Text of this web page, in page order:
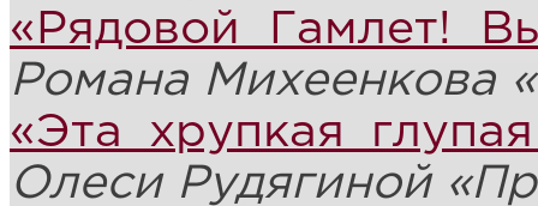
«Рядовой Гамлет!
Романа Михеенкова
«Эта хрупкая
Олеси Рудягиной